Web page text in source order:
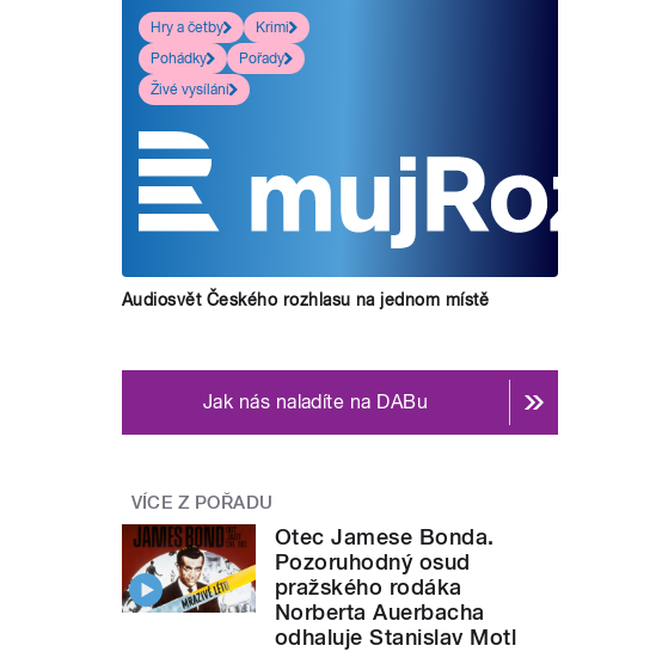
Hry a četby
Krimi
Pohádky
Pořady
Živé vysílání
Audiosvět Českého rozhlasu na jednom místě
Jak nás naladíte na DABu
VÍCE Z POŘADU
Otec Jamese Bonda.
Pozoruhodný osud
pražského rodáka
Norberta Auerbacha
odhaluje Stanislav Motl